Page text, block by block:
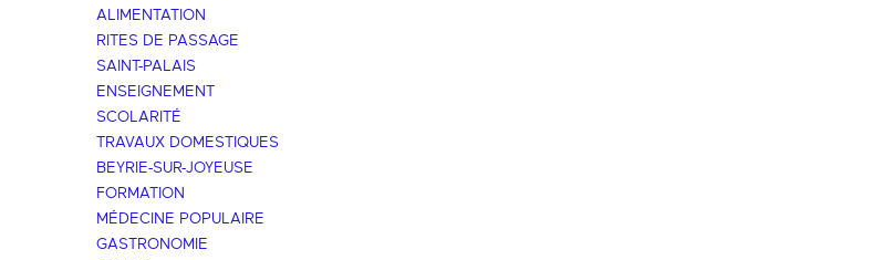
ALIMENTATION
RITES DE PASSAGE
SAINT-PALAIS
ENSEIGNEMENT
SCOLARITÉ
TRAVAUX DOMESTIQUES
BEYRIE-SUR-JOYEUSE
FORMATION
MÉDECINE POPULAIRE
GASTRONOMIE